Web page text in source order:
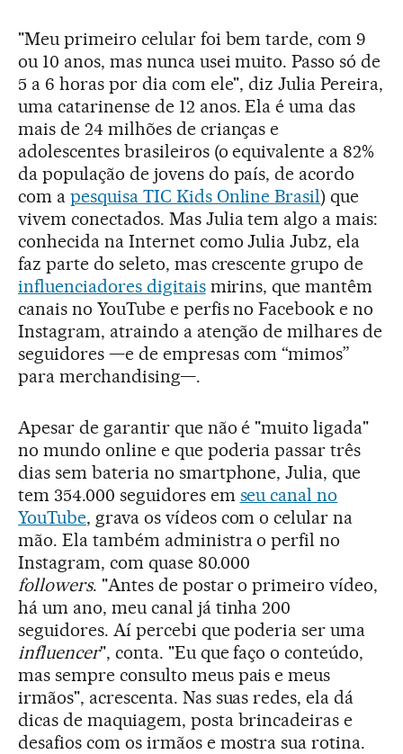
"Meu primeiro celular foi bem tarde, com 9
ou 10 anos, mas nunca usei muito. Passo só de
5 a 6 horas por dia com ele", diz Julia Pereira,
uma catarinense de 12 anos. Ela é uma das
mais de 24 milhões de crianças e
adolescentes brasileiros (o equivalente a 82%
da população de jovens do país, de acordo
com a pesquisa TIC Kids Online Brasil) que
vivem conectados. Mas Julia tem algo a mais:
conhecida na Internet como Julia Jubz, ela
faz parte do seleto, mas crescente grupo de
influenciadores digitaismirins, que mantêm
canais no YouTube e perfis no Facebook e no
Instagram, atraindo a atenção de milhares de
seguidores —e de empresas com “mimos”
para merchandising—.
Apesar de garantir que não é "muito ligada"
no mundo online e que poderia passar três
dias sem bateria no smartphone, Julia, que
tem 354.000 seguidores em seu canal no
YouTube, grava os vídeos com o celular na
mão. Ela também administra o perfil no
Instagram, com quase 80.000
followers. "Antes de postar o primeiro vídeo,
há um ano, meu canal já tinha 200
seguidores. Aí percebi que poderia ser uma
influencer", conta. "Eu que faço o conteúdo,
mas sempre consulto meus pais e meus
irmãos", acrescenta. Nas suas redes, ela dá
dicas de maquiagem, posta brincadeiras e
desafios com os irmãos e mostra sua rotina.